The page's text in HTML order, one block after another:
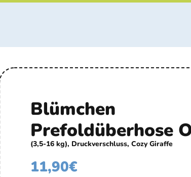
Blümchen
Prefoldüberhose
(3,5-16 kg), Druckverschluss, Cozy Giraffe
11,90€